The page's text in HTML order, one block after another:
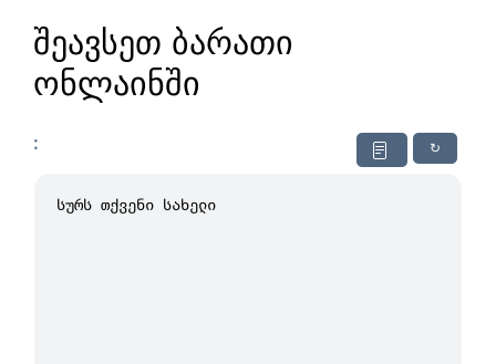
შეავსეთ ბარათი
ონლაინში
↻
: